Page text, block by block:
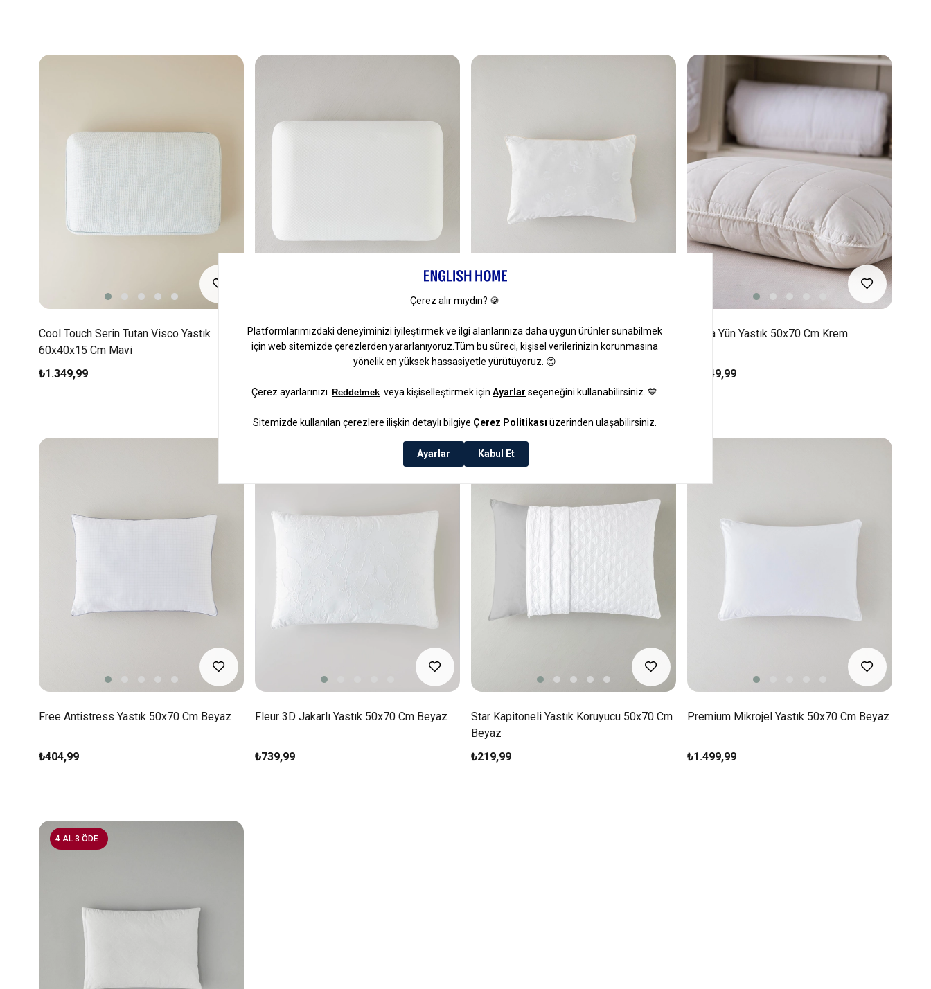
Cool Touch Serin Tutan Visco Yastık
60x40x15 Cm Mavi
₺1.349,99
Resty Visco Yastık 37x54 Cm Beyaz Comfy Pamuk Yastık 50x70 Cm Beyaz Layna Yün Yastık 50x70 Cm Krem
₺1.049,99
Free Antistress Yastık 50x70 Cm Beyaz
₺404,99
Fleur 3D Jakarlı Yastık 50x70 Cm Beyaz
₺739,99
Star Kapitoneli Yastık Koruyucu 50x70 Cm
Beyaz
₺219,99
4 AL 3 ÖDE
Premium Mikrojel Yastık 50x70 Cm Beyaz
₺1.499,99
4 AL 3 ÖDE